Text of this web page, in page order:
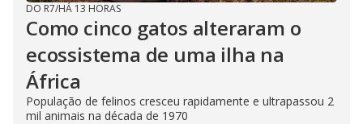
DO R7/HÁ 13 HORAS
Como cinco gatos alteraram o
ecossistema de uma ilha na
África
População de felinos cresceu rapidamente e ultrapassou 2
mil animais na década de 1970